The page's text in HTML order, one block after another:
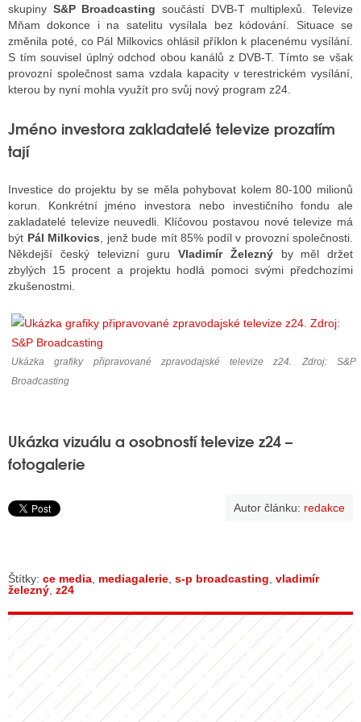
skupiny S&P Broadcasting součástí DVB-T multiplexů. Televize
Mňam dokonce i na satelitu vysílala bez kódování. Situace se
změnila poté, co Pál Milkovics ohlásil příklon k placenému vysílání.
S tím souvisel úplný odchod obou kanálů z DVB-T. Tímto se však
provozní společnost sama vzdala kapacity v terestrickém vysílání,
kterou by nyní mohla využít pro svůj nový program z24.
Jméno investora zakladatelé televize prozatím
tají
Investice do projektu by se měla pohybovat kolem 80-100 milionů
korun. Konkrétní jméno investora nebo investičního fondu ale
zakladatelé televize neuvedli. Klíčovou postavou nové televize má
být Pál Milkovics , jenž bude mít 85% podíl v provozní společnosti.
Někdejší český televizní guru Vladimír Železnýby měl držet
zbylých 15 procent a projektu hodlá pomoci svými předchozími
zkušenostmi.
Ukázka grafiky připravované zpravodajské televize z24. Zdroj: S&P
Broadcasting
Ukázka vizuálu a osobností televize z24 –
fotogalerie
Autor článku: redakce
Štítky: ce media mediagalerie s-p broadcasting vladimír
železný z24